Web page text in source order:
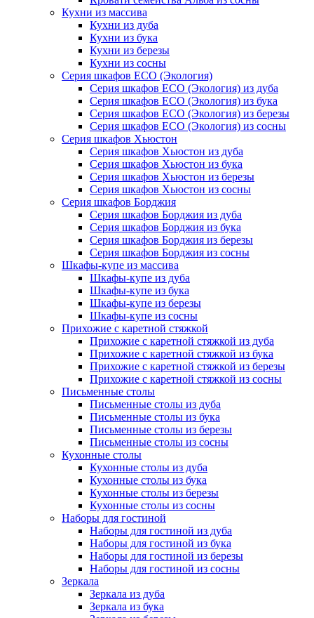
Кухни из массива
Кухни из дуба
Кухни из бука
Кухни из березы
Кухни из сосны
Серия шкафов ECO (Экология)
Серия шкафов ECO (Экология) из дуба
Серия шкафов ECO (Экология) из бука
Серия шкафов ECO (Экология) из березы
Серия шкафов ECO (Экология) из сосны
Серия шкафов Хьюстон
Серия шкафов Хьюстон из дуба
Серия шкафов Хьюстон из бука
Серия шкафов Хьюстон из березы
Серия шкафов Хьюстон из сосны
Серия шкафов Борджия
Серия шкафов Борджия из дуба
Серия шкафов Борджия из бука
Серия шкафов Борджия из березы
Серия шкафов Борджия из сосны
Шкафы-купе из массива
Шкафы-купе из дуба
Шкафы-купе из бука
Шкафы-купе из березы
Шкафы-купе из сосны
Прихожие с каретной стяжкой
Прихожие с каретной стяжкой из дуба
Прихожие с каретной стяжкой из бука
Прихожие с каретной стяжкой из березы
Прихожие с каретной стяжкой из сосны
Письменные столы
Письменные столы из дуба
Письменные столы из бука
Письменные столы из березы
Письменные столы из сосны
Кухонные столы
Кухонные столы из дуба
Кухонные столы из бука
Кухонные столы из березы
Кухонные столы из сосны
Наборы для гостиной
Наборы для гостиной из дуба
Наборы для гостиной из бука
Наборы для гостиной из березы
Наборы для гостиной из сосны
Зеркала
Зеркала из дуба
Зеркала из бука